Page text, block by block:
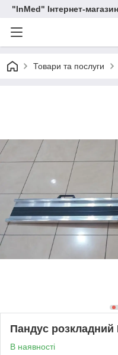
"InMed" Інтернет-
Товари та послуги
Пандус розкладний
В наявності